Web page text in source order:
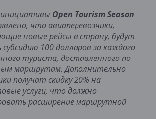
инициативы Open Tourism Season
что авиаперевозчики,
новые рейсы в страну, будут
100 долларов за каждого
туриста, доставленного по
маршрутам. Дополнительно
получат скидку 20% на
услуги, что должно
расширение маршрутной